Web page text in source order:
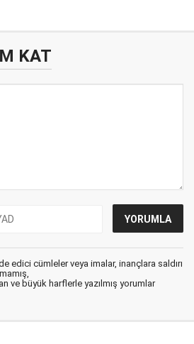
KAT
edici cümleler veya imalar, inançlara saldırı
ve büyük harflerle yazılmış yorumlar